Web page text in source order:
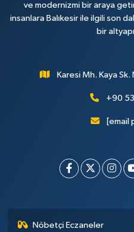
ve modernizmi bir araya
insanlara Balıkesir ile ilgili son
bir
Karesi Mh. Kaya Sk.
+90
[email
Nöbetçi Eczaneler